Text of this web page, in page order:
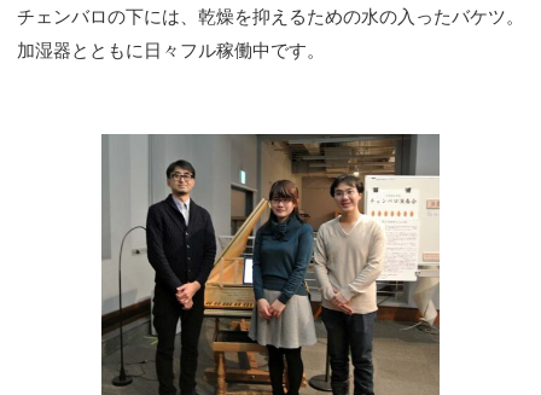
チェンバロの下には、乾燥を抑えるための水の入ったバケツ。
加湿器とともに日々フル稼働中です。